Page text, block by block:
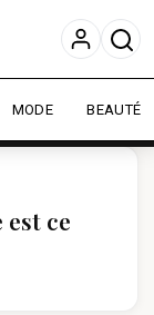
votre
En savoir plus
MODE BEAUTÉ
ce